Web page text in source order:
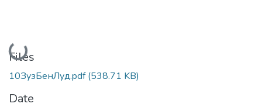
Loading...
Files
10ЗузБенЛуд.pdf(538.71 KB)
Date